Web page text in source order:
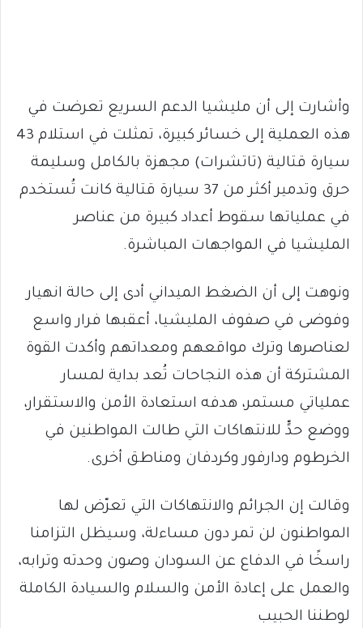
وأشارت إلى أن مليشيا الدعم السريع تعرضت في
هذه العملية إلى خسائر كبيرة، تمثلت في استلام 43
سيارة قتالية (تاتشرات) مجهزة بالكامل وسليمة
حرق وتدمير أكثر من 37 سيارة قتالية كانت تُستخدم
في عملياتها سقوط أعداد كبيرة من عناصر
المليشيا في المواجهات المباشرة.
ونوهت إلى أن الضغط الميداني أدى إلى حالة انهيار
وفوضى في صفوف المليشيا، أعقبها فرار واسع
لعناصرها وترك مواقعهم ومعداتهم وأكدت القوة
المشتركة أن هذه النجاحات تُعد بداية لمسار
عملياتي مستمر، هدفه استعادة الأمن والاستقرار،
ووضع حدٍّ للانتهاكات التي طالت المواطنين في
الخرطوم ودارفور وكردفان ومناطق أخرى.
وقالت إن الجرائم والانتهاكات التي تعرّض لها
المواطنون لن تمر دون مساءلة، وسيظل التزامنا
راسخًا في الدفاع عن السودان وصون وحدته وترابه،
والعمل على إعادة الأمن والسلام والسيادة الكاملة
لوطننا الحبيب